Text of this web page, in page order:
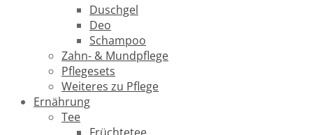
Duschgel
Deo
Schampoo
Zahn- & Mundpflege
Pflegesets
Weiteres zu Pflege
Ernährung
Tee